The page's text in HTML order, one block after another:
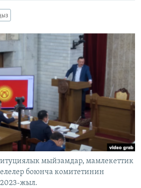
мыйзамдар, мамлекеттик
боюнча комитетинин
жыл.